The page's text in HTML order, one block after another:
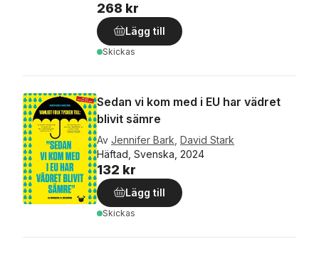
268 kr
Lägg till
Skickas
Sedan vi kom med i EU har vädret
blivit sämre
Av Jennifer Bark David Stark
Häftad, Svenska, 2024
132 kr
Lägg till
Skickas